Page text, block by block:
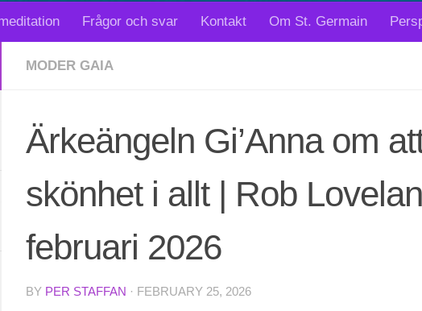
Frågor och svar Kontakt Om St. Germain
MODER GAIA
Ärkeängeln Gi’Anna om
skönhet i allt | Rob
februari 2026
BY PER STAFFAN · FEBRUARY 25, 2026